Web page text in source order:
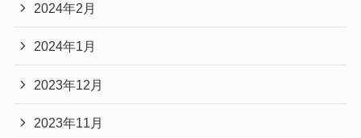
2024年2月
2024年1月
2023年12月
2023年11月